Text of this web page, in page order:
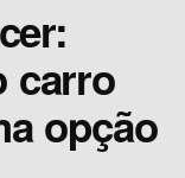
carro
opção